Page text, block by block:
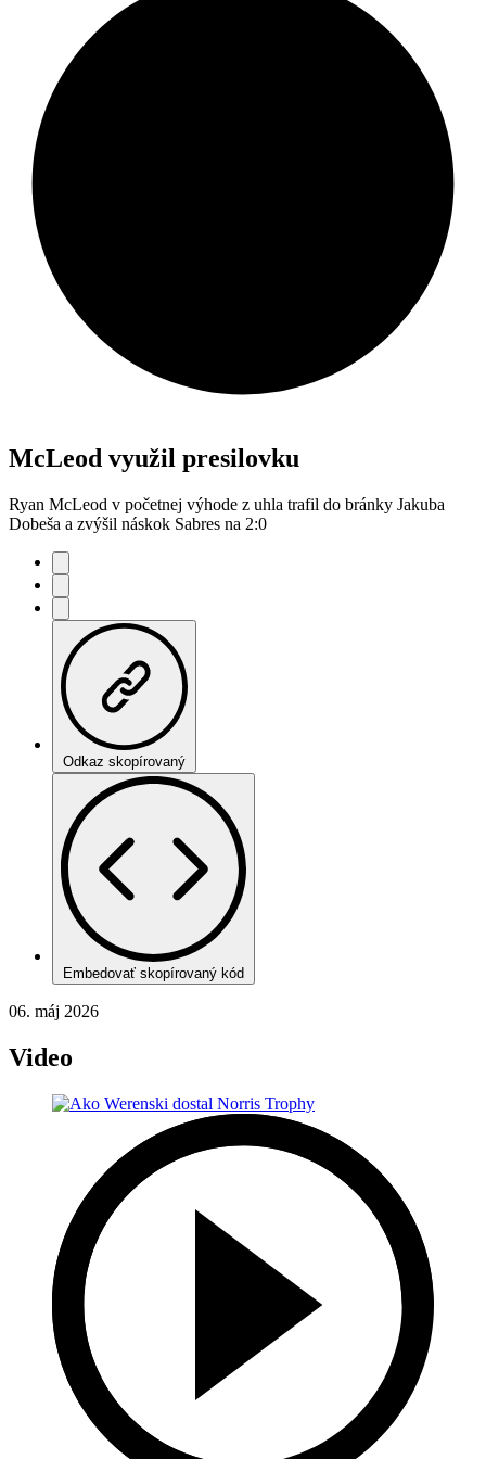
McLeod využil presilovku
Ryan McLeod v početnej výhode z uhla trafil do bránky Jakuba
Dobeša a zvýšil náskok Sabres na 2:0
Odkaz skopírovaný
Embedovať skopírovaný kód
06. máj 2026
Video